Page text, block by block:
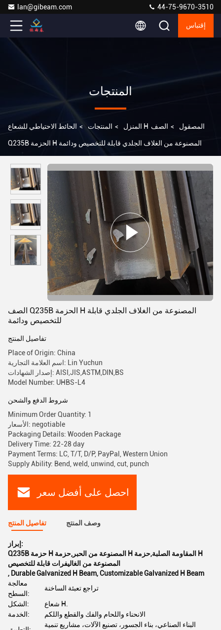
lan@gibeam.com 44-75-9670-3510
إقتباس
المنتجات
المنزل > المنتجات > الحائط الاحتياطي للشعاع H المصقول > الصف
Q235B الحزمة H المصنوعة من الغلاف الجلدي قابلة للتخصيص ودائمة
الصف Q235B الحزمة H المصنوعة من الغلاف الجلدي قابلة
للتخصيص ودائمة
تفاصيل المنتج
Place of Origin: China
اسم العلامة التجارية: Lin Yuchun
إصدار الشهادات: AISI,JIS,ASTM,DIN,BS
Model Number: UHBS-L4
شروط الدفع والشحن
Minimum Order Quantity: 1
الأسعار: negotiable
Packaging Details: Wooden Package
Delivery Time: 22-28 day
Payment Terms: LC, T/T, D/P, PayPal, Western Union
Supply Ability: Bend, weld, unwind, cut, punch
احصل على أفضل سعر
تفاصيل المنتج وصف المنتج
إبراز:
Q235B حزمة H المصنوعة من الحبر,حزمة H المقاومة الصلبة,حزمة H
المصنوعة من الغاليفرات قابلة للتخصيص
, Durable Galvanized H Beam,Customizable Galvanized H Beam
معالجة
السطح:
تراجع تعبئة الساخنة
الشكل:
شعاع H.
الخدمة:
الانحناء واللحام والفك والقطع واللكم
البناء الصناعي، بناء الجسور، تصنيع الآلات، مشاريع تنمية